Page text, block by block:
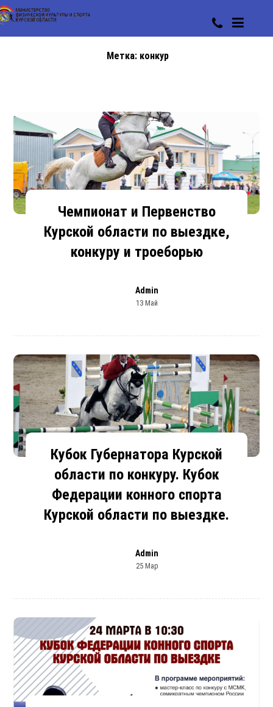
Метка: конкур
Чемпионат и Первенство
Курской области по выездке,
конкуру и троеборью
Admin
13 Май
Кубок Губернатора Курской
области по конкуру. Кубок
Федерации конного спорта
Курской области по выездке.
Admin
25 Мар